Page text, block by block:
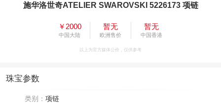
施华洛世奇ATELIER SWAROVSKI 5226173 项链
￥2000
中国大陆
暂无
欧洲售价
暂无
中国香港
以上为官方媒体公价，仅供参考
珠宝参数
类别： 项链